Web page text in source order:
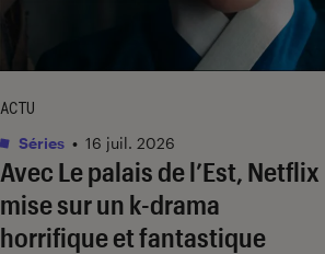
Avec Le palais de l’Est, Netflix
mise sur un k-drama
horrifique et fantastique
ACTU
Séries • 16 juil. 2026